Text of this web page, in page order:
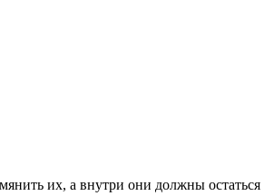
их, а внутри они должны остаться